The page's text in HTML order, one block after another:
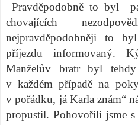
Pravděpodobně to byl
chovajících
nejpravděpodobněji to
příjezdu informovaný.
Manželův bratr byl
v každém případě na
v pořádku, já Karla znám“
propustil. Pohovořili jsme s